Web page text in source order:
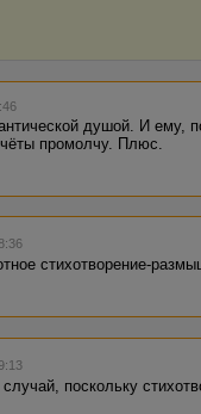
душой. И ему,
промолчу. Плюс.
стихотворение-
поскольку